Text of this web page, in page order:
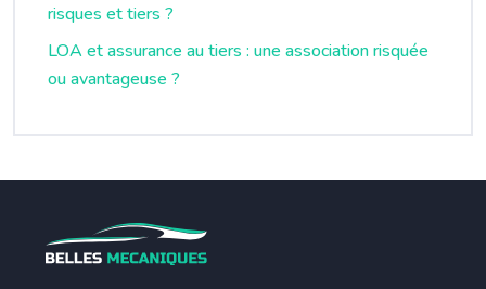
risques et tiers ?
LOA et assurance au tiers : une association risquée
ou avantageuse ?